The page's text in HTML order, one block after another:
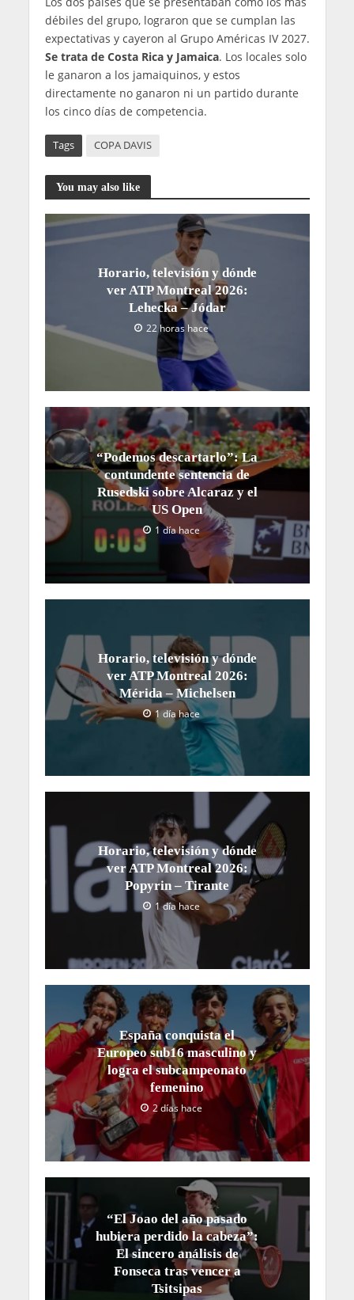
débiles del grupo, lograron que se cumplan las
expectativas y cayeron al Grupo Américas IV 2027.
Se trata de Costa Rica y Jamaica. Los locales solo
le ganaron a los jamaiquinos, y estos
directamente no ganaron ni un partido durante
los cinco días de competencia.
Tags COPA DAVIS
You may also like
Horario, televisión y dónde
ver ATP Montreal 2026:
Lehecka – Jódar
22 horas hace
“Podemos descartarlo”: La
contundente sentencia de
Rusedski sobre Alcaraz y el
US Open
1 día hace
Horario, televisión y dónde
ver ATP Montreal 2026:
Mérida – Michelsen
1 día hace
Horario, televisión y dónde
ver ATP Montreal 2026:
Popyrin – Tirante
1 día hace
España conquista el
Europeo sub16 masculino y
logra el subcampeonato
femenino
2 días hace
“El Joao del año pasado
hubiera perdido la cabeza”:
El sincero análisis de
Fonseca tras vencer a
Tsitsipas